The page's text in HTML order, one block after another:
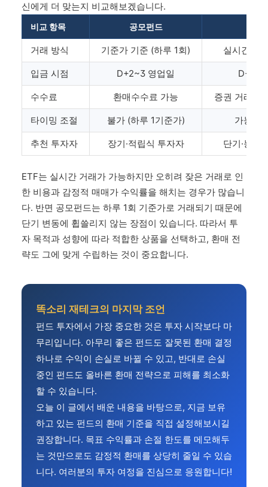
신에게 더 맞는지 비교해보겠습니다.
비교 항목 공모펀드
거래 방식 기준가 기준 (하루 1회) 실시간 시
입금 시점 D+2~3 영업일 D+2
수수료 환매수수료 가능 증권 거래세·
타이밍 조절 불가 (하루 1기준가) 가능 (
추천 투자자 장기·적립식 투자자 단기·능동
ETF는 실시간 거래가 가능하지만 오히려 잦은 거래로 인
한 비용과 감정적 매매가 수익률을 해치는 경우가 많습니
다. 반면 공모펀드는 하루 1회 기준가로 거래되기 때문에
단기 변동에 휩쓸리지 않는 장점이 있습니다. 따라서 투
자 목적과 성향에 따라 적합한 상품을 선택하고, 환매 전
략도 그에 맞게 수립하는 것이 중요합니다.
똑소리 재테크의 마지막 조언
펀드 투자에서 가장 중요한 것은 투자 시작보다 마
무리입니다. 아무리 좋은 펀드도 잘못된 환매 결정
하나로 수익이 손실로 바뀔 수 있고, 반대로 손실
중인 펀드도 올바른 환매 전략으로 피해를 최소화
할 수 있습니다.
오늘 이 글에서 배운 내용을 바탕으로, 지금 보유
하고 있는 펀드의 환매 기준을 직접 설정해보시길
권장합니다. 목표 수익률과 손절 한도를 메모해두
는 것만으로도 감정적 환매를 상당히 줄일 수 있습
니다. 여러분의 투자 여정을 진심으로 응원합니다!